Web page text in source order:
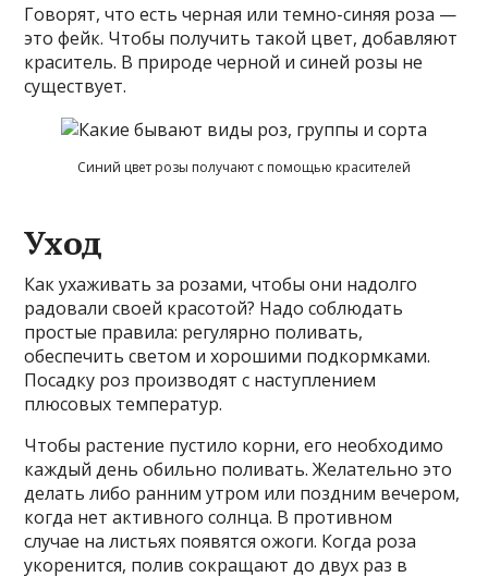
Говорят, что есть черная или темно-синяя роза —
это фейк. Чтобы получить такой цвет, добавляют
краситель. В природе черной и синей розы не
существует.
Синий цвет розы получают с помощью красителей
Уход
Как ухаживать за розами, чтобы они надолго
радовали своей красотой? Надо соблюдать
простые правила: регулярно поливать,
обеспечить светом и хорошими подкормками.
Посадку роз производят с наступлением
плюсовых температур.
Чтобы растение пустило корни, его необходимо
каждый день обильно поливать. Желательно это
делать либо ранним утром или поздним вечером,
когда нет активного солнца. В противном
случае на листьях появятся ожоги. Когда роза
укоренится, полив сокращают до двух раз в